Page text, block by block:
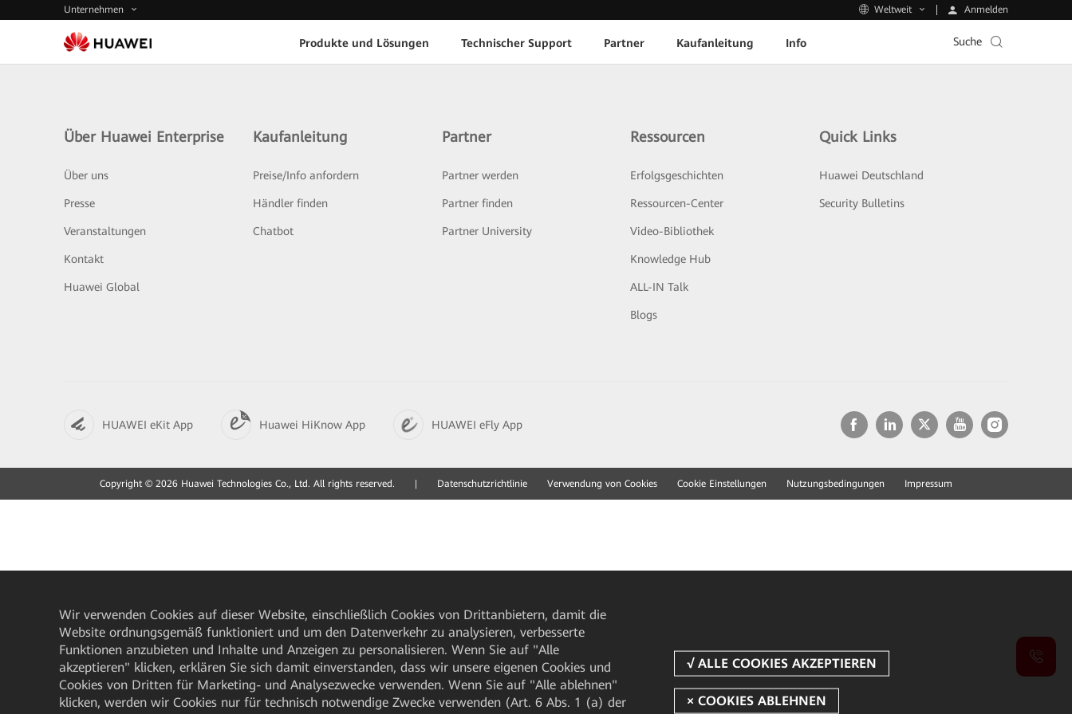
Unternehmen Weltweit Anmelden
Produkte und Lösungen Technischer Support Partner Kaufanleitung Info Suche
Über Huawei Enterprise
Über uns
Presse
Veranstaltungen
Kontakt
Huawei Global
Kaufanleitung
Preise/Info anfordern
Händler finden
Chatbot
Partner
Partner werden
Partner finden
Partner University
Ressourcen
Erfolgsgeschichten
Ressourcen-Center
Video-Bibliothek
Knowledge Hub
ALL-IN Talk
Blogs
Quick Links
Huawei Deutschland
Security Bulletins
HUAWEI eKit App Huawei HiKnow App HUAWEI eFly App
Copyright © 2026 Huawei Technologies Co., Ltd. All rights reserved. Datenschutzrichtlinie Verwendung von Cookies Cookie Einstellungen Nutzungsbedingungen Impressum
Wir verwenden Cookies auf dieser Website, einschließlich Cookies von Drittanbietern, damit die
Website ordnungsgemäß funktioniert und um den Datenverkehr zu analysieren, verbesserte
Funktionen anzubieten und Inhalte und Anzeigen zu personalisieren. Wenn Sie auf "Alle
akzeptieren" klicken, erklären Sie sich damit einverstanden, dass wir unsere eigenen Cookies und
Cookies von Dritten für Marketing- und Analysezwecke verwenden. Wenn Sie auf "Alle ablehnen"
klicken, werden wir Cookies nur für technisch notwendige Zwecke verwenden (Art. 6 Abs. 1 (a) der